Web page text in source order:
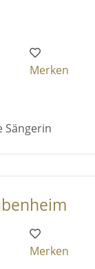
Merken
Sängerin
Merken